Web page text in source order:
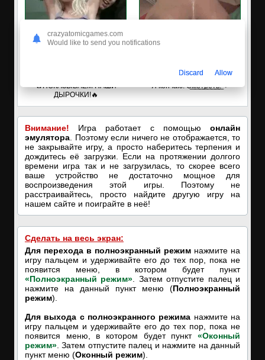
🔥ПОКАЗЫВАЕМ НАШИ
ДЫРОЧКИ!🔥
🔥ПОРНО-ЧАТ ОНЛАЙН🔥
Я кончаю! С͟м͟о͟т͟р͟е͟т͟ь͟!➡️
Внимание! Игра работает с помощью онлайн
эмулятора . Поэтому если ничего не отображается, то
не закрывайте игру, а просто наберитесь терпения и
дождитесь её загрузки. Если на протяжении долгого
времени игра так и не загрузилась, то скорее всего
ваше устройство не достаточно мощное для
воспроизведения этой игры. Поэтому не
расстраивайтесь, просто найдите другую игру на
нашем сайте и поиграйте в неё!
Сделать на весь экран:
Для перехода в полноэкранный режим нажмите на
игру пальцем и удерживайте его до тех пор, пока не
появится меню, в котором будет пункт
«Полноэкранный режим» . Затем отпустите палец и
нажмите на данный пункт меню (Полноэкранный
режим).
Для выхода с полноэкранного режима нажмите на
игру пальцем и удерживайте его до тех пор, пока не
появится меню, в котором будет пункт «Оконный
режим» . Затем отпустите палец и нажмите на данный
пункт меню (Оконный режим).
crazyatomicgames.com
Would like to send you notifications
Discard Allow